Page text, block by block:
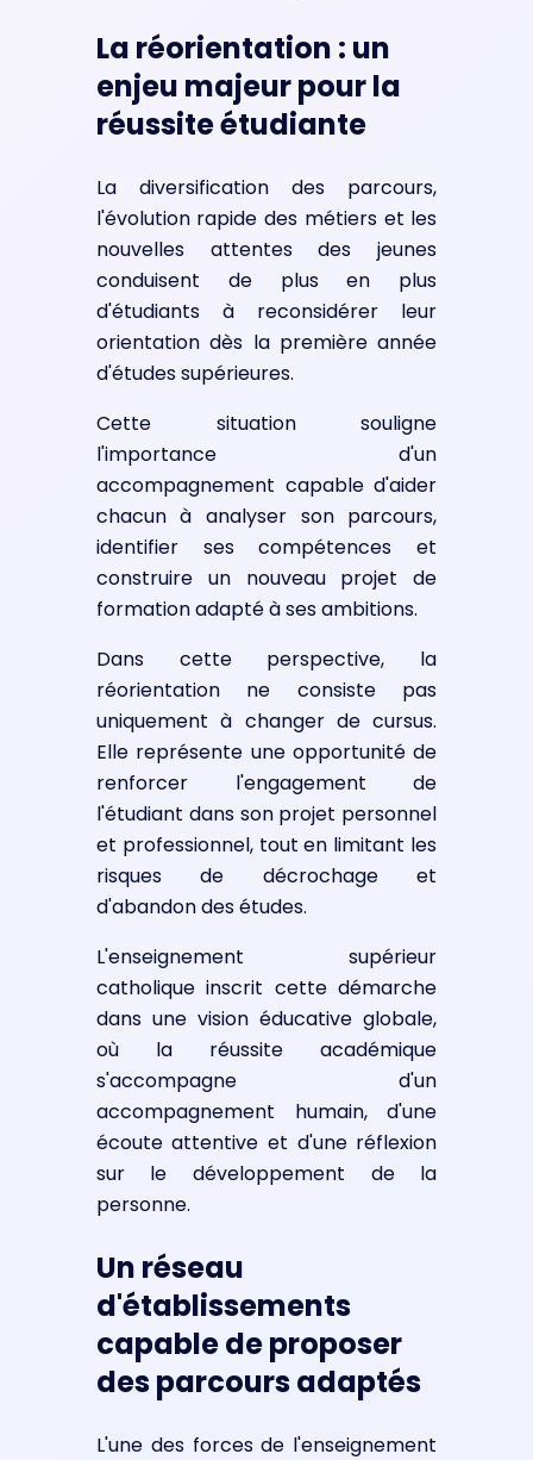
La réorientation : un
enjeu majeur pour la
réussite étudiante
La diversification des parcours,
l'évolution rapide des métiers et les
nouvelles attentes des jeunes
conduisent de plus en plus
d'étudiants à reconsidérer leur
orientation dès la première année
d'études supérieures.
Cette situation souligne
l'importance d'un
accompagnement capable d'aider
chacun à analyser son parcours,
identifier ses compétences et
construire un nouveau projet de
formation adapté à ses ambitions.
Dans cette perspective, la
réorientation ne consiste pas
uniquement à changer de cursus.
Elle représente une opportunité de
renforcer l'engagement de
l'étudiant dans son projet personnel
et professionnel, tout en limitant les
risques de décrochage et
d'abandon des études.
L'enseignement supérieur
catholique inscrit cette démarche
dans une vision éducative globale,
où la réussite académique
s'accompagne d'un
accompagnement humain, d'une
écoute attentive et d'une réflexion
sur le développement de la
personne.
Un réseau
d'établissements
capable de proposer
des parcours adaptés
L'une des forces de l'enseignement